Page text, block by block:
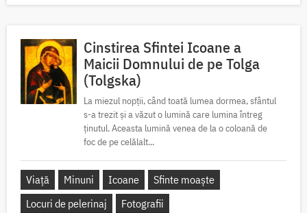
Cinstirea Sfintei Icoane a
Maicii Domnului de pe Tolga
(Tolgska)
La miezul nopții, când toată lumea dormea, sfântul
s-a trezit și a văzut o lumină care lumina întreg
ținutul. Aceasta lumină venea de la o coloană de
foc de pe celălalt...
Viață Minuni Icoane
Sfinte moaște
Locuri de pelerinaj
Fotografii